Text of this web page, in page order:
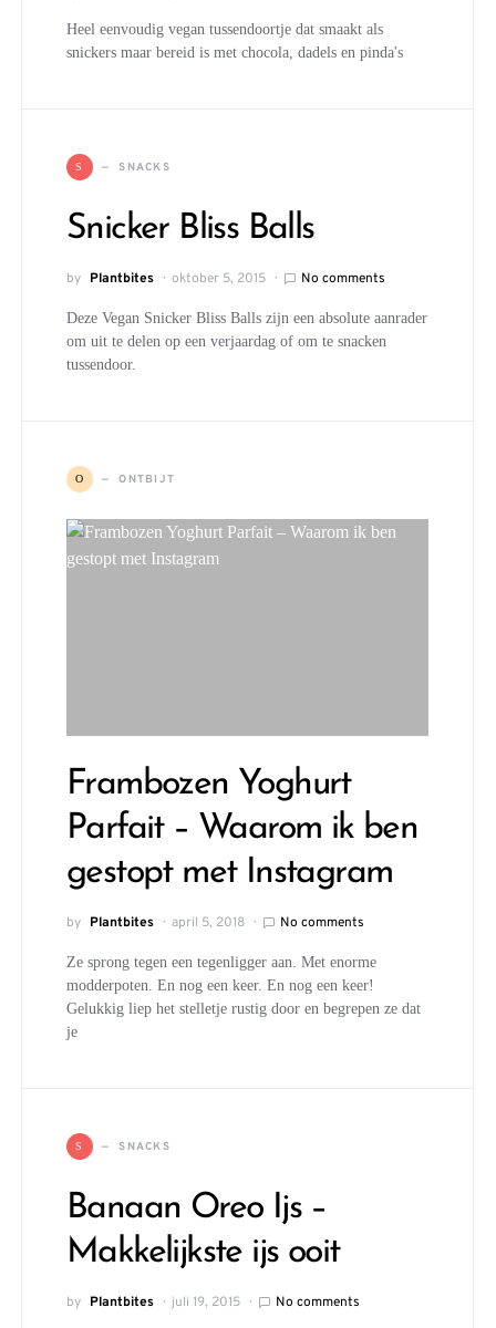
Heel eenvoudig vegan tussendoortje dat smaakt als
snickers maar bereid is met chocola, dadels en pinda's
S SNACKS
Snicker Bliss Balls
by Plantbites oktober 5, 2015 No comments
Deze Vegan Snicker Bliss Balls zijn een absolute aanrader
om uit te delen op een verjaardag of om te snacken
tussendoor.
O ONTBIJT
Frambozen Yoghurt
Parfait – Waarom ik ben
gestopt met Instagram
by Plantbites april 5, 2018 No comments
Ze sprong tegen een tegenligger aan. Met enorme
modderpoten. En nog een keer. En nog een keer!
Gelukkig liep het stelletje rustig door en begrepen ze dat
je
S SNACKS
Banaan Oreo Ijs –
Makkelijkste ijs ooit
by Plantbites juli 19, 2015 No comments